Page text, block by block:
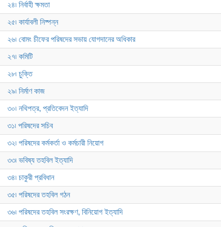
২৪৷ নির্বাহী ক্ষমতা
২৫৷ কার্যাবলী নিষ্পন্ন
২৬৷ বোমং চীফের পরিষদের সভায় যোগদানের অধিকার
২৭৷ কমিটি
২৮৷ চুক্তি
২৯৷ নির্মাণ কাজ
৩০৷ নথিপত্র, প্রতিবেদন ইত্যাদি
৩১৷ পরিষদের সচিব
৩২৷ পরিষদের কর্মকর্তা ও কর্মচারী নিয়োগ
৩৩৷ ভবিষ্য তহবিল ইত্যাদি
৩৪৷ চাকুরী প্রবিধান
৩৫৷ পরিষদের তহবিল গঠন
৩৬৷ পরিষদের তহবিল সংরক্ষণ, বিনিয়োগ ইত্যাদি